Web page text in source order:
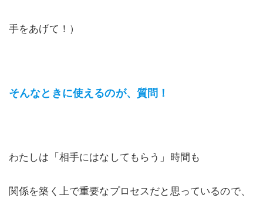
手をあげて！）
そんなときに使えるのが、質問！
わたしは「相手にはなしてもらう」時間も
関係を築く上で重要なプロセスだと思っているので、